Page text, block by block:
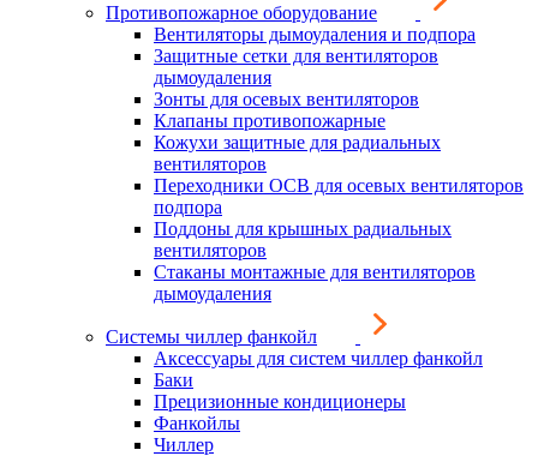
Противопожарное оборудование
Вентиляторы дымоудаления и подпора
Защитные сетки для вентиляторов
дымоудаления
Зонты для осевых вентиляторов
Клапаны противопожарные
Кожухи защитные для радиальных
вентиляторов
Переходники ОСВ для осевых вентиляторов
подпора
Поддоны для крышных радиальных
вентиляторов
Стаканы монтажные для вентиляторов
дымоудаления
Системы чиллер фанкойл
Аксессуары для систем чиллер фанкойл
Баки
Прецизионные кондиционеры
Фанкойлы
Чиллер